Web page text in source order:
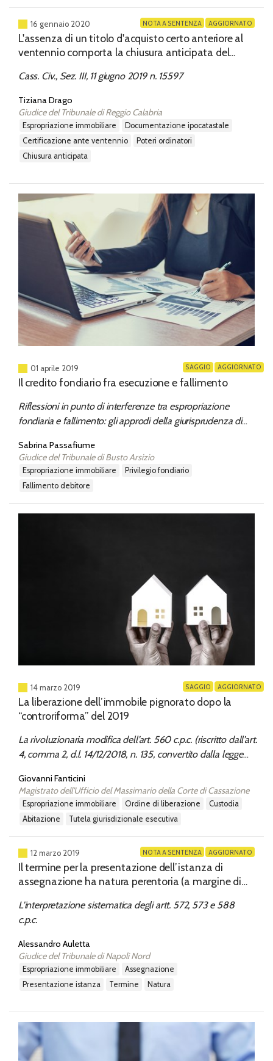
16 gennaio 2020 AGGIORNATO
NOTA A SENTENZA
L'assenza di un titolo d'acquisto certo anteriore al
ventennio comporta la chiusura anticipata del
Cass. Civ., Sez. III, 11 giugno 2019 n. 15597
Tiziana Drago
Giudice del Tribunale di Reggio Calabria
espropriazione immobiliare
documentazione ipocatastale
certificazione ante ventennio
poteri ordinatori
chiusura anticipata
01 aprile 2019 AGGIORNATO
SAGGIO
Il credito fondiario fra esecuzione e fallimento
Riflessioni in punto di interferenze tra espropriazione
fondiaria e fallimento: gli approdi della giurisprudenza di
Sabrina Passafiume
Giudice del Tribunale di Busto Arsizio
espropriazione immobiliare
privilegio fondiario
fallimento debitore
14 marzo 2019 AGGIORNATO
SAGGIO
La liberazione dell’immobile pignorato dopo la
“controriforma” del 2019
La rivoluzionaria modifica dell’art. 560 c.p.c. (riscritto dall’art.
4, comma 2, d.l. 14/12/2018, n. 135, convertito dalla legge
efficienza, efficacia e celerità delle espropriazioni immobiliari
Giovanni Fanticini
Magistrato dell'Ufficio del Massimario della Corte di Cassazione
espropriazione immobiliare ordine di liberazione
custodia
abitazione
tutela giurisdizionale esecutiva
12 marzo 2019 AGGIORNATO
NOTA A SENTENZA
Il termine per la presentazione dell’istanza di
assegnazione ha natura perentoria (a margine di
L'interpretazione sistematica degli artt. 572, 573 e 588
c.p.c.
Alessandro Auletta
Giudice del Tribunale di Napoli Nord
espropriazione immobiliare
assegnazione
presentazione istanza
termine natura